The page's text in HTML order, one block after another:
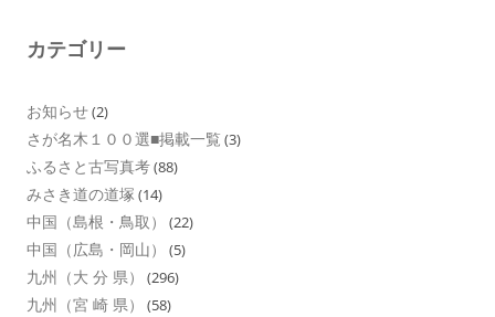
カテゴリー
お知らせ(2)
さが名木１００選■掲載一覧 (3)
ふるさと古写真考(88)
みさき道の道塚 (14)
中国（島根・鳥取） (22)
中国（広島・岡山） (5)
九州（大 分 県） (296)
九州（宮 崎 県） (58)